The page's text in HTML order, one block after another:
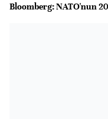
Bloomberg: NATO'nun